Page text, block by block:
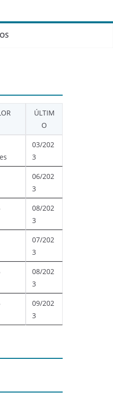
ÚLTIM
O
03/202
3
06/202
3
08/202
3
07/202
3
08/202
3
09/202
3